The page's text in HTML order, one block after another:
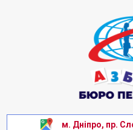
м. Дніпро, пр.